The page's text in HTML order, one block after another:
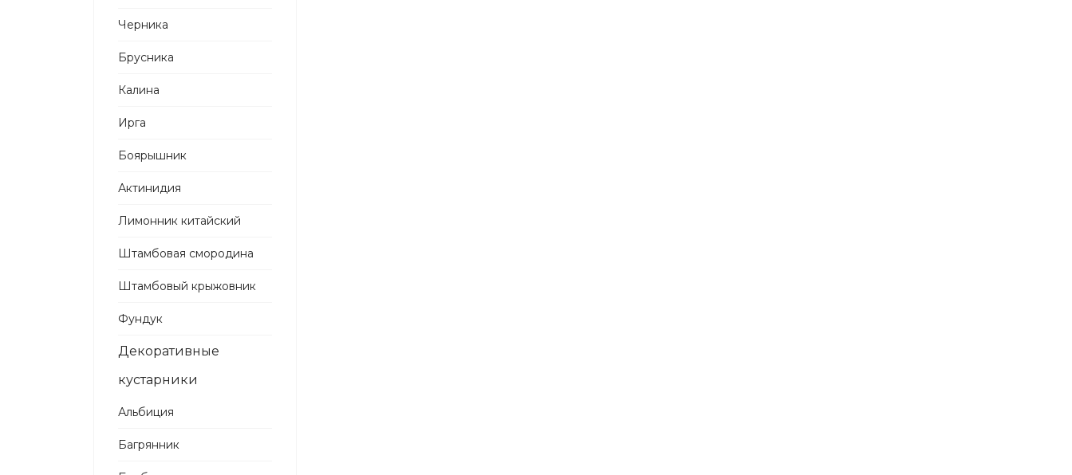
Черника
Брусника
Калина
Ирга
Боярышник
Актинидия
Лимонник китайский
Штамбовая смородина
Штамбовый крыжовник
Фундук
Декоративные
кустарники
Альбиция
Багрянник